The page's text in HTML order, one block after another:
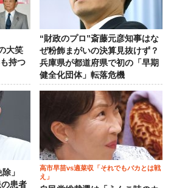
大笑
持つ
“財政のプロ”斎藤元彦知事はな
ぜ粉飾まがいの決算見抜けず？
兵庫県が都道府県で初の「早期
健全化団体」転落危機
」
患者
高市早苗vs適菜収「それでもバカとは戦
え」